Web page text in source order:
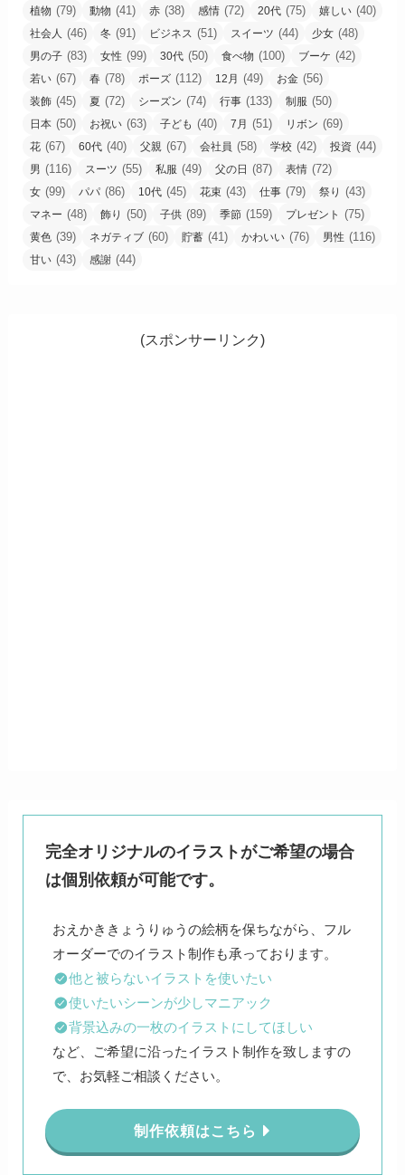
植物 (79) 動物 (41) 赤 (38) 感情 (72) 20代 (75) 嬉しい (40)
社会人 (46) 冬 (91) ビジネス (51) スイーツ (44) 少女 (48)
男の子 (83) 女性 (99) 30代 (50) 食べ物 (100) ブーケ (42)
若い (67) 春 (78) ポーズ (112) 12月 (49) お金 (56)
装飾 (45) 夏 (72) シーズン (74) 行事 (133) 制服 (50)
日本 (50) お祝い (63) 子ども (40) 7月 (51) リボン (69)
花 (67) 60代 (40) 父親 (67) 会社員 (58) 学校 (42) 投資 (44)
男 (116) スーツ (55) 私服 (49) 父の日 (87) 表情 (72)
女 (99) パパ (86) 10代 (45) 花束 (43) 仕事 (79) 祭り (43)
マネー (48) 飾り (50) 子供 (89) 季節 (159) プレゼント (75)
黄色 (39) ネガティブ (60) 貯蓄 (41) かわいい (76) 男性 (116)
甘い (43) 感謝 (44)
(スポンサーリンク)
完全オリジナルのイラストがご希望の場合
は個別依頼が可能です。
おえかききょうりゅうの絵柄を保ちながら、フル
他と被らないイラストを使いたい
使いたいシーンが少しマニアック
背景込みの一枚のイラストにしてほしい
など、ご希望に沿ったイラスト制作を致しますの
で、お気軽ご相談ください。
制作依頼はこちら